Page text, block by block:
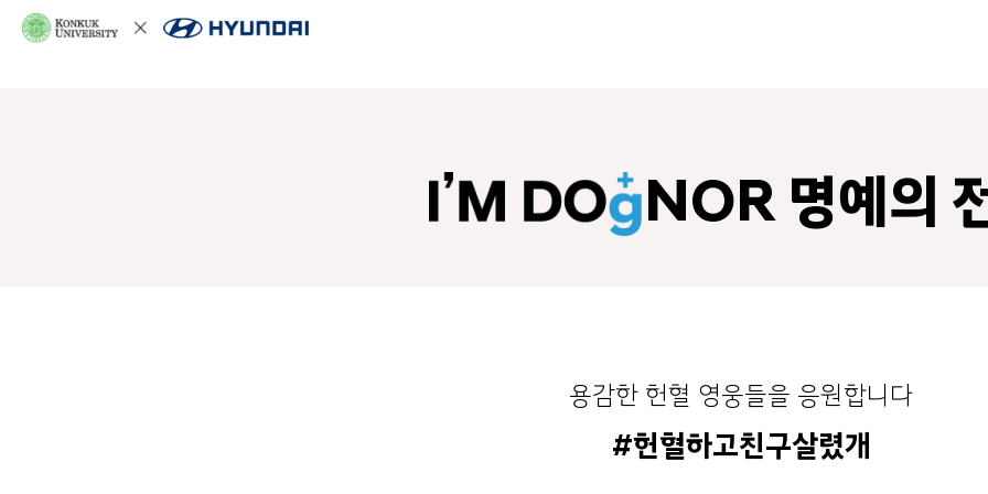
NOR 명예의
용감한 헌혈 영웅들을 응원합니다
#헌혈하고친구살렸개